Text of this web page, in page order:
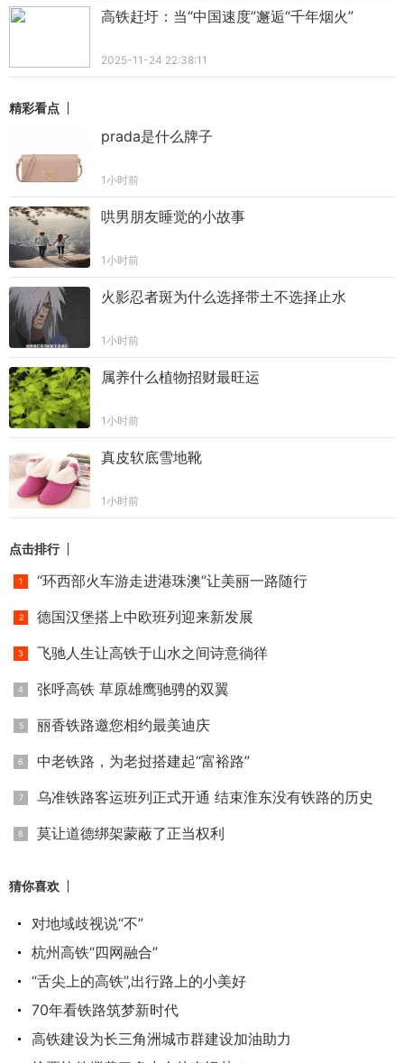
高铁赶圩：当“中国速度”邂逅“千年烟火”
2025-11-24 22:38:11
精彩看点
prada是什么牌子
1小时前
哄男朋友睡觉的小故事
1小时前
火影忍者斑为什么选择带土不选择止水
1小时前
属养什么植物招财最旺运
1小时前
真皮软底雪地靴
1小时前
点击排行
“环西部火车游走进港珠澳”让美丽一路随行
德国汉堡搭上中欧班列迎来新发展
飞驰人生让高铁于山水之间诗意徜徉
张呼高铁 草原雄鹰驰骋的双翼
丽香铁路邀您相约最美迪庆
中老铁路，为老挝搭建起“富裕路”
乌准铁路客运班列正式开通 结束淮东没有铁路的历史
莫让道德绑架蒙蔽了正当权利
猜你喜欢
对地域歧视说“不”
杭州高铁“四网融合”
“舌尖上的高铁”,出行路上的小美好
70年看铁路筑梦新时代
高铁建设为长三角洲城市群建设加油助力